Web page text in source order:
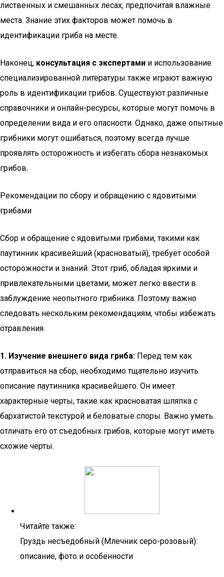
лиственных и смешанных лесах, предпочитая влажные
места. Знание этих факторов может помочь в
идентификации гриба на месте.
Наконец, консультация с экспертами и использование
специализированной литературы также играют важную
роль в идентификации грибов. Существуют различные
справочники и онлайн-ресурсы, которые могут помочь в
определении вида и его опасности. Однако, даже опытные
грибники могут ошибаться, поэтому всегда лучше
проявлять осторожность и избегать сбора незнакомых
грибов.
Рекомендации по сбору и обращению с ядовитыми
грибами
Сбор и обращение с ядовитыми грибами, такими как
паутинник красивейший (красноватый), требует особой
осторожности и знаний. Этот гриб, обладая яркими и
привлекательными цветами, может легко ввести в
заблуждение неопытного грибника. Поэтому важно
следовать нескольким рекомендациям, чтобы избежать
отравления.
1. Изучение внешнего вида гриба: Перед тем как
отправиться на сбор, необходимо тщательно изучить
описание паутинника красивейшего. Он имеет
характерные черты, такие как красноватая шляпка с
бархатистой текстурой и беловатые споры. Важно уметь
отличать его от съедобных грибов, которые могут иметь
схожие черты.
Читайте также:
Груздь несъедобный (Млечник серо-розовый):
описание, фото и особенности